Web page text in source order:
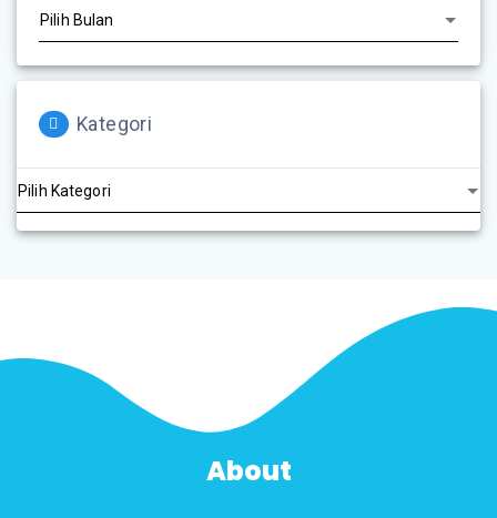
Kategori
About